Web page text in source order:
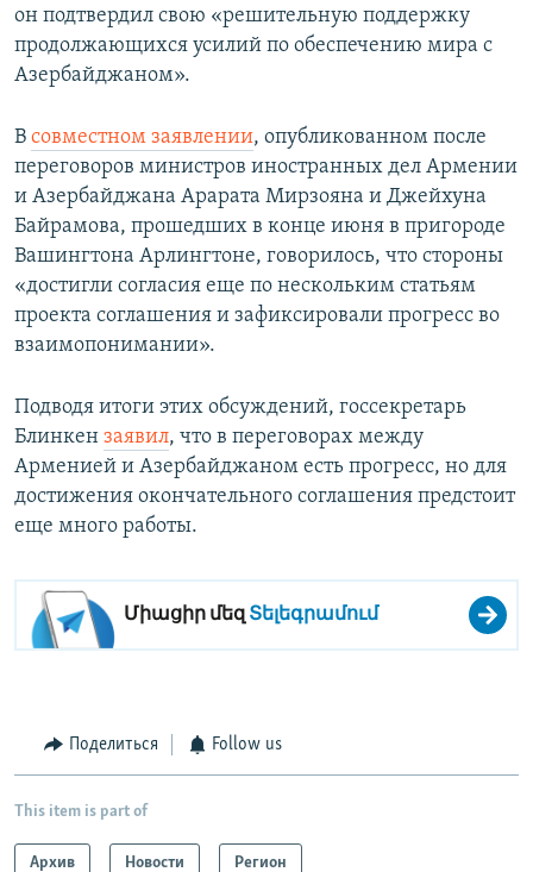
он подтвердил свою «решительную поддержку
продолжающихся усилий по обеспечению мира с
Азербайджаном».
В совместном заявлении, опубликованном после
переговоров министров иностранных дел Армении
и Азербайджана Арарата Мирзояна и Джейхуна
Байрамова, прошедших в конце июня в пригороде
Вашингтона Арлингтоне, говорилось, что стороны
«достигли согласия еще по нескольким статьям
проекта соглашения и зафиксировали прогресс во
взаимопонимании».
Подводя итоги этих обсуждений, госсекретарь
Блинкен заявил, что в переговорах между
Арменией и Азербайджаном есть прогресс, но для
достижения окончательного соглашения предстоит
еще много работы.
Միացիր մեզ Տելեգրամում
Поделиться Follow us
This item is part of
Архив Новости Регион